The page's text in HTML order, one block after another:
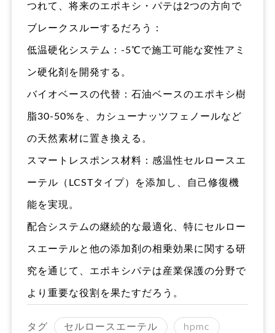
つれて、将来のエポキシ・パテは2つの方向で
ブレークスルーするだろう：
低温硬化システム：-5℃で施工可能な変性アミ
ン硬化剤を開発する。
バイオベースの代替：石油ベースのエポキシ樹
脂30-50%を、カシューナッツフェノールなど
の天然素材に置き換える。
スマートレスポンス材料：感温性セルロースエ
ーテル（LCSTタイプ）を添加し、自己修復機
能を実現。
配合システムの継続的な最適化、特にセルロー
スエーテルと他の添加剤の相乗効果に関する研
究を通じて、エポキシパテは産業保護の分野で
より重要な役割を果たすだろう。
タグ セルロースエーテル hpmc